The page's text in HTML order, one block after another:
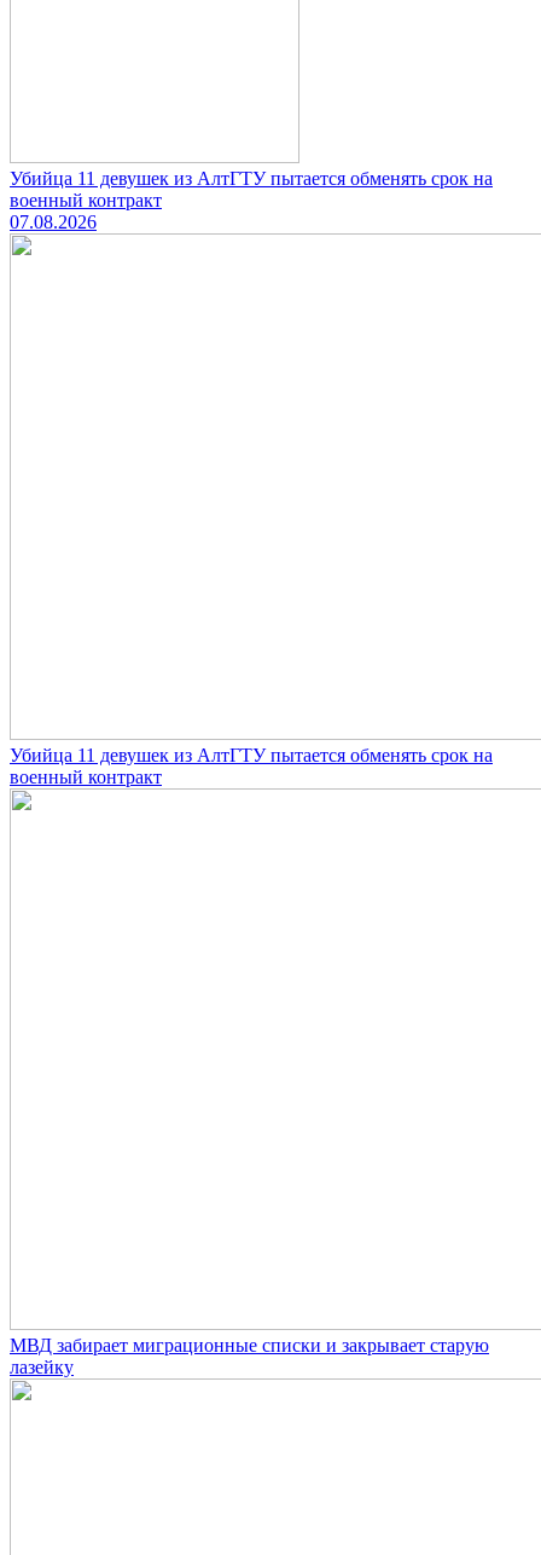
Убийца 11 девушек из АлтГТУ пытается обменять срок на
военный контракт
07.08.2026
Убийца 11 девушек из АлтГТУ пытается обменять срок на
военный контракт
МВД забирает миграционные списки и закрывает старую
лазейку